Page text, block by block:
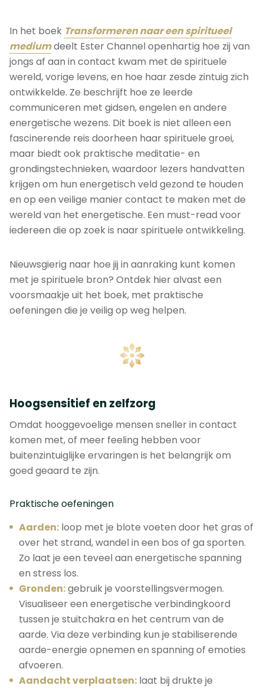
In het boek Transformeren naar een spiritueel
mediumdeelt Ester Channel openhartig hoe zij van
jongs af aan in contact kwam met de spirituele
wereld, vorige levens, en hoe haar zesde zintuig zich
ontwikkelde. Ze beschrijft hoe ze leerde
communiceren met gidsen, engelen en andere
energetische wezens. Dit boek is niet alleen een
fascinerende reis doorheen haar spirituele groei,
maar biedt ook praktische meditatie- en
grondingstechnieken, waardoor lezers handvatten
krijgen om hun energetisch veld gezond te houden
en op een veilige manier contact te maken met de
wereld van het energetische. Een must-read voor
iedereen die op zoek is naar spirituele ontwikkeling.
Nieuwsgierig naar hoe jij in aanraking kunt komen
met je spirituele bron? Ontdek hier alvast een
voorsmaakje uit het boek, met praktische
oefeningen die je veilig op weg helpen.
Hoogsensitief en zelfzorg
Omdat hooggevoelige mensen sneller in contact
komen met, of meer feeling hebben voor
buitenzintuiglijke ervaringen is het belangrijk om
goed geaard te zijn.
Praktische oefeningen
Aarden: loop met je blote voeten door het gras of
over het strand, wandel in een bos of ga sporten.
Zo laat je een teveel aan energetische spanning
en stress los.
Gronden:gebruik je voorstellingsvermogen.
Visualiseer een energetische verbindingkoord
tussen je stuitchakra en het centrum van de
aarde. Via deze verbinding kun je stabiliserende
aarde-energie opnemen en spanning of emoties
afvoeren.
Aandacht verplaatsen: laat bij drukte je